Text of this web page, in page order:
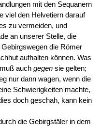
mit den Sequanern
viel den Helvetiern darauf
zu vermeiden, und
an unserer Stelle, die
die Römer
aufhalten können. Was
auch gegen sie gelten;
nur dann wagen, wenn die
Schwierigkeiten machte,
doch geschah, kann kein
die Gebirgstäler in dem